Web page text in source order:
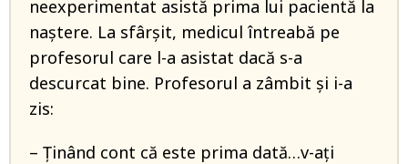
neexperimentat asistă prima lui pacientă la
naștere. La sfârșit, medicul întreabă pe
profesorul care l-a asistat dacă s-a
descurcat bine. Profesorul a zâmbit și i-a
zis:
– Ținând cont că este prima dată…v-ați